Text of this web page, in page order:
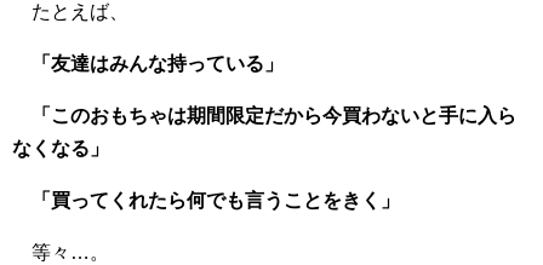
たとえば、
「友達はみんな持っている」
「このおもちゃは期間限定だから今買わないと手に入ら
なくなる」
「買ってくれたら何でも言うことをきく」
等々…。